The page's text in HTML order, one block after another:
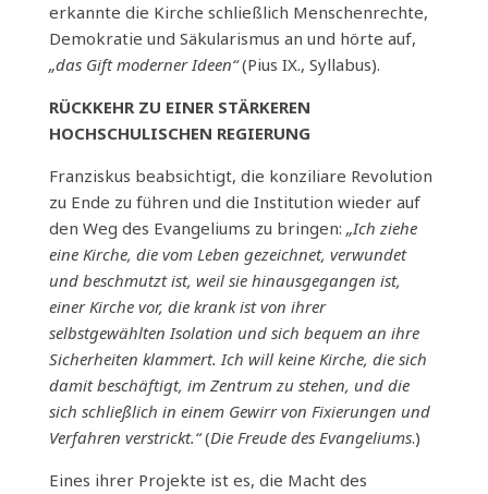
erkannte die Kirche schließlich Menschenrechte,
Demokratie und Säkularismus an und hörte auf,
„das Gift moderner Ideen“(Pius IX., Syllabus).
RÜCKKEHR ZU EINER STÄRKEREN
HOCHSCHULISCHEN REGIERUNG
Franziskus beabsichtigt, die konziliare Revolution
zu Ende zu führen und die Institution wieder auf
den Weg des Evangeliums zu bringen: „Ich ziehe
eine Kirche, die vom Leben gezeichnet, verwundet
und beschmutzt ist, weil sie hinausgegangen ist,
einer Kirche vor, die krank ist von ihrer
selbstgewählten Isolation und sich bequem an ihre
Sicherheiten klammert. Ich will keine Kirche, die sich
damit beschäftigt, im Zentrum zu stehen, und die
sich schließlich in einem Gewirr von Fixierungen und
Verfahren verstrickt.“(Die Freude des Evangeliums.)
Eines ihrer Projekte ist es, die Macht des